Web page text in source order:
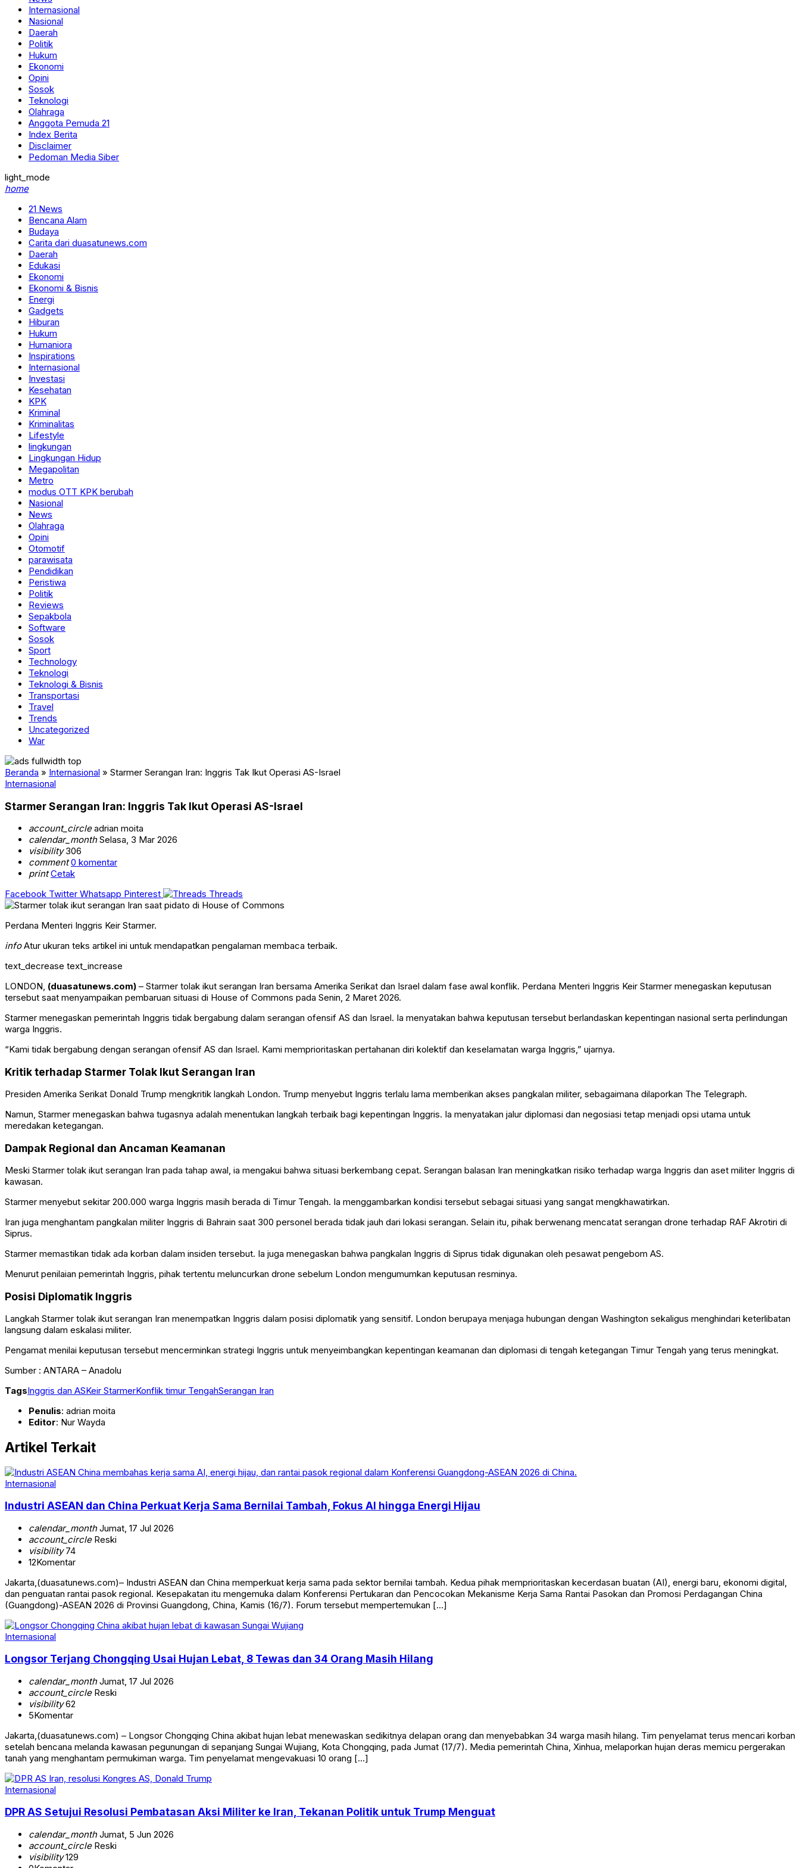
Internasional
Nasional
Daerah
Politik
Hukum
Ekonomi
Opini
Sosok
Teknologi
Olahraga
Anggota Pemuda 21
Index Berita
Disclaimer
Pedoman Media Siber
light_mode
home
21 News
Bencana Alam
Budaya
Carita dari duasatunews.com
Daerah
Edukasi
Ekonomi
Ekonomi & Bisnis
Energi
Gadgets
Hiburan
Hukum
Humaniora
Inspirations
Internasional
Investasi
Kesehatan
KPK
Kriminal
Kriminalitas
Lifestyle
lingkungan
Lingkungan Hidup
Megapolitan
Metro
modus OTT KPK berubah
Nasional
News
Olahraga
Opini
Otomotif
parawisata
Pendidikan
Peristiwa
Politik
Reviews
Sepakbola
Software
Sosok
Sport
Technology
Teknologi
Teknologi & Bisnis
Transportasi
Travel
Trends
Uncategorized
War
Beranda » Internasional » Starmer Serangan Iran: Inggris Tak Ikut Operasi AS-Israel
Internasional
Starmer Serangan Iran: Inggris Tak Ikut Operasi AS-Israel
account_circleadrian moita
calendar_monthSelasa, 3 Mar 2026
visibility306
comment 0 komentar
print Cetak
Facebook Twitter Whatsapp Pinterest Threads
Perdana Menteri Inggris Keir Starmer.
infoAtur ukuran teks artikel ini untuk mendapatkan pengalaman membaca terbaik.
text_decrease text_increase
LONDON, (duasatunews.com) – Starmer tolak ikut serangan Iran bersama Amerika Serikat dan Israel dalam fase awal konflik. Perdana Menteri Inggris Keir Starmer menegaskan keputusan
tersebut saat menyampaikan pembaruan situasi di House of Commons pada Senin, 2 Maret 2026.
Starmer menegaskan pemerintah Inggris tidak bergabung dalam serangan ofensif AS dan Israel. Ia menyatakan bahwa keputusan tersebut berlandaskan kepentingan nasional serta perlindungan
warga Inggris.
“Kami tidak bergabung dengan serangan ofensif AS dan Israel. Kami memprioritaskan pertahanan diri kolektif dan keselamatan warga Inggris,” ujarnya.
Kritik terhadap Starmer Tolak Ikut Serangan Iran
Presiden Amerika Serikat Donald Trump mengkritik langkah London. Trump menyebut Inggris terlalu lama memberikan akses pangkalan militer, sebagaimana dilaporkan The Telegraph.
Namun, Starmer menegaskan bahwa tugasnya adalah menentukan langkah terbaik bagi kepentingan Inggris. Ia menyatakan jalur diplomasi dan negosiasi tetap menjadi opsi utama untuk
meredakan ketegangan.
Dampak Regional dan Ancaman Keamanan
Meski Starmer tolak ikut serangan Iran pada tahap awal, ia mengakui bahwa situasi berkembang cepat. Serangan balasan Iran meningkatkan risiko terhadap warga Inggris dan aset militer Inggris di
kawasan.
Starmer menyebut sekitar 200.000 warga Inggris masih berada di Timur Tengah. Ia menggambarkan kondisi tersebut sebagai situasi yang sangat mengkhawatirkan.
Iran juga menghantam pangkalan militer Inggris di Bahrain saat 300 personel berada tidak jauh dari lokasi serangan. Selain itu, pihak berwenang mencatat serangan drone terhadap RAF Akrotiri di
Siprus.
Starmer memastikan tidak ada korban dalam insiden tersebut. Ia juga menegaskan bahwa pangkalan Inggris di Siprus tidak digunakan oleh pesawat pengebom AS.
Menurut penilaian pemerintah Inggris, pihak tertentu meluncurkan drone sebelum London mengumumkan keputusan resminya.
Posisi Diplomatik Inggris
Langkah Starmer tolak ikut serangan Iran menempatkan Inggris dalam posisi diplomatik yang sensitif. London berupaya menjaga hubungan dengan Washington sekaligus menghindari keterlibatan
langsung dalam eskalasi militer.
Pengamat menilai keputusan tersebut mencerminkan strategi Inggris untuk menyeimbangkan kepentingan keamanan dan diplomasi di tengah ketegangan Timur Tengah yang terus meningkat.
Sumber : ANTARA – Anadolu
TagsInggris dan ASKeir StarmerKonflik timur TengahSerangan Iran
Penulis: adrian moita
Editor: Nur Wayda
Artikel Terkait
Internasional
Industri ASEAN dan China Perkuat Kerja Sama Bernilai Tambah, Fokus AI hingga Energi Hijau
calendar_monthJumat, 17 Jul 2026
account_circleReski
visibility74
12Komentar
Jakarta,(duasatunews.com)– Industri ASEAN dan China memperkuat kerja sama pada sektor bernilai tambah. Kedua pihak memprioritaskan kecerdasan buatan (AI), energi baru, ekonomi digital,
dan penguatan rantai pasok regional. Kesepakatan itu mengemuka dalam Konferensi Pertukaran dan Pencocokan Mekanisme Kerja Sama Rantai Pasokan dan Promosi Perdagangan China
(Guangdong)-ASEAN 2026 di Provinsi Guangdong, China, Kamis (16/7). Forum tersebut mempertemukan […]
Internasional
Longsor Terjang Chongqing Usai Hujan Lebat, 8 Tewas dan 34 Orang Masih Hilang
calendar_monthJumat, 17 Jul 2026
account_circleReski
visibility62
5Komentar
Jakarta,(duasatunews.com) – Longsor Chongqing China akibat hujan lebat menewaskan sedikitnya delapan orang dan menyebabkan 34 warga masih hilang. Tim penyelamat terus mencari korban
setelah bencana melanda kawasan pegunungan di sepanjang Sungai Wujiang, Kota Chongqing, pada Jumat (17/7). Media pemerintah China, Xinhua, melaporkan hujan deras memicu pergerakan
tanah yang menghantam permukiman warga. Tim penyelamat mengevakuasi 10 orang […]
Internasional
DPR AS Setujui Resolusi Pembatasan Aksi Militer ke Iran, Tekanan Politik untuk Trump Menguat
calendar_monthJumat, 5 Jun 2026
account_circleReski
visibility129